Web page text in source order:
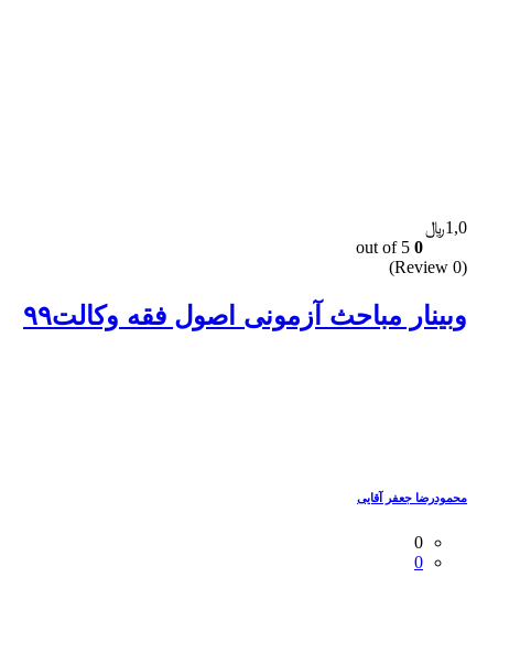
1,0﷼
0
(0 Review)
وبینار مباحث آزمونی اصول فقه وکالت۹۹
محمودرضا جعفر آقایی
0
0